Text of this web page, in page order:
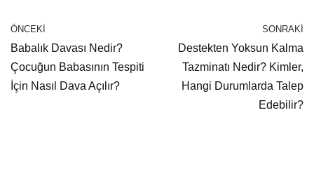
ÖNCEKI
Babalık Davası Nedir?
Çocuğun Babasının Tespiti
İçin Nasıl Dava Açılır?
SONRAKI
Destekten Yoksun Kalma
Tazminatı Nedir? Kimler,
Hangi Durumlarda Talep
Edebilir?